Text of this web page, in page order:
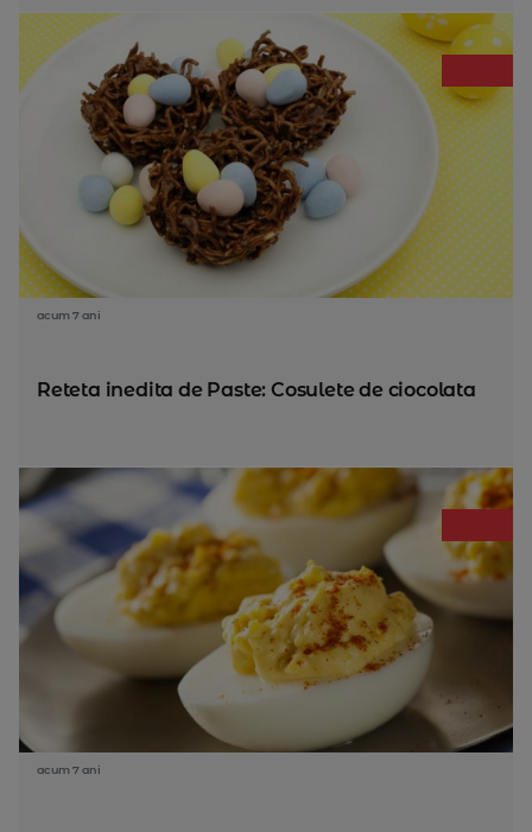
acum 7 ani
Reteta inedita de Paste: Cosulete de ciocolata
acum 7 ani